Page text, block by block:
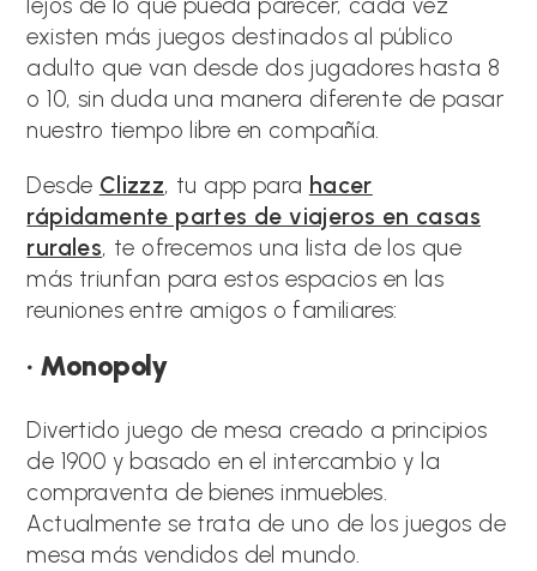
existen más juegos destinados al público
adulto que van desde dos jugadores hasta 8
o 10, sin duda una manera diferente de pasar
nuestro tiempo libre en compañía.
Desde Clizzz, tu app para hacer
rápidamente partes de viajeros en casas
rurales, te ofrecemos una lista de los que
más triunfan para estos espacios en las
reuniones entre amigos o familiares:
· Monopoly
Divertido juego de mesa creado a principios
de 1900 y basado en el intercambio y la
compraventa de bienes inmuebles.
Actualmente se trata de uno de los juegos de
mesa más vendidos del mundo.